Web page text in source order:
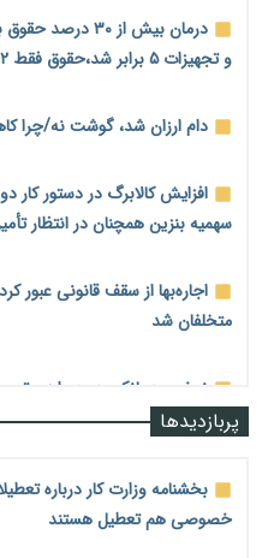
درمان بیش از ۳۰
و تجهیزات ۵ برابر شد،حقوق فقط ۱.۲ برابر افزایش یافت
دام ارزان شد، گوشت نه/چرا
افزایش کالابرگ در دستور
سهمیه بنزین همچنان در انتظار
اجاره‌بها از سقف قانونی عبور
متخلفان شد
نرخ سود بانکی در دوراهی تورم
سیاست‌گذار
صادرات مرغ مازاد هنوز
سیاست‌های ناپایدار در بازار جهانی
پربازدیدها
بخشنامه وزارت کار درباره
خصوصی هم تعطیل هستند